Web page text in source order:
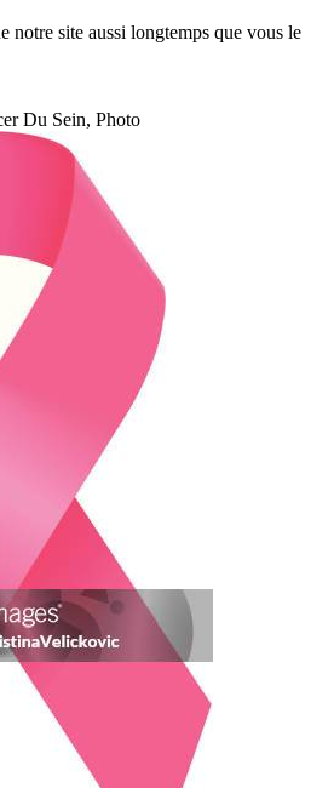
notre site aussi longtemps que vous le
Du Sein, Photo